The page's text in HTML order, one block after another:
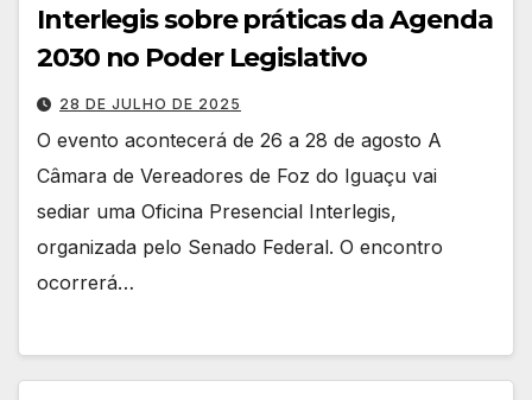
Interlegis sobre práticas da Agenda
2030 no Poder Legislativo
28 DE JULHO DE 2025
O evento acontecerá de 26 a 28 de agosto A
Câmara de Vereadores de Foz do Iguaçu vai
sediar uma Oficina Presencial Interlegis,
organizada pelo Senado Federal. O encontro
ocorrerá…